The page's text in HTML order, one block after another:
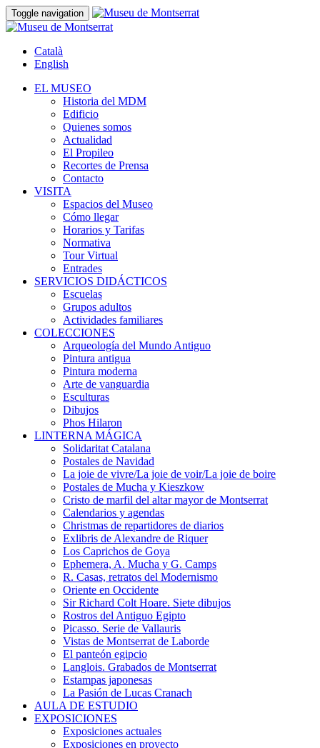
Toggle navigation
Català
English
EL MUSEO
Historia del MDM
Edificio
Quienes somos
Actualidad
El Propileo
Recortes de Prensa
Contacto
VISITA
Espacios del Museo
Cómo llegar
Horarios y Tarifas
Normativa
Tour Virtual
Entrades
SERVICIOS DIDÁCTICOS
Escuelas
Grupos adultos
Actividades familiares
COLECCIONES
Arqueología del Mundo Antiguo
Pintura antigua
Pintura moderna
Arte de vanguardia
Esculturas
Dibujos
Phos Hilaron
LINTERNA MÁGICA
Solidaritat Catalana
Postales de Navidad
La joie de vivre/La joie de voir/La joie de boire
Postales de Mucha y Kieszkow
Cristo de marfil del altar mayor de Montserrat
Calendarios y agendas
Christmas de repartidores de diarios
Exlibris de Alexandre de Riquer
Los Caprichos de Goya
Ephemera, A. Mucha y G. Camps
R. Casas, retratos del Modernismo
Oriente en Occidente
Sir Richard Colt Hoare. Siete dibujos
Rostros del Antiguo Egipto
Picasso. Serie de Vallauris
Vistas de Montserrat de Laborde
El panteón egipcio
Langlois. Grabados de Montserrat
Estampas japonesas
La Pasión de Lucas Cranach
AULA DE ESTUDIO
EXPOSICIONES
Exposiciones actuales
Exposiciones en proyecto